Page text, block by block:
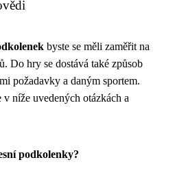
byste se měli zaměřit na
Do hry se dostává také způsob
požadavky a daným sportem.
níže uvedených otázkách a
podkolenky?